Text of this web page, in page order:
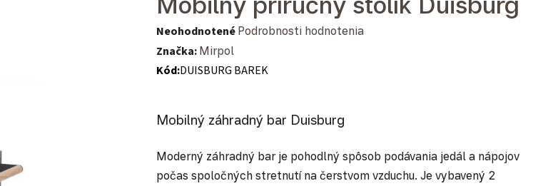
Priemerné hodnotenie produktu je 0,0 z 5 hviezdičiek.
Neohodnotené Podrobnosti hodnotenia
Značka: Mirpol
Kód:DUISBURG BAREK
Mobilný záhradný bar Duisburg
Moderný záhradný bar je pohodlný spôsob podávania jedál a nápojov
počas spoločných stretnutí na čerstvom vzduchu. Je vybavený 2